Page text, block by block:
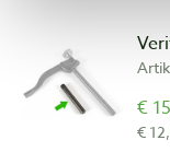
€
€